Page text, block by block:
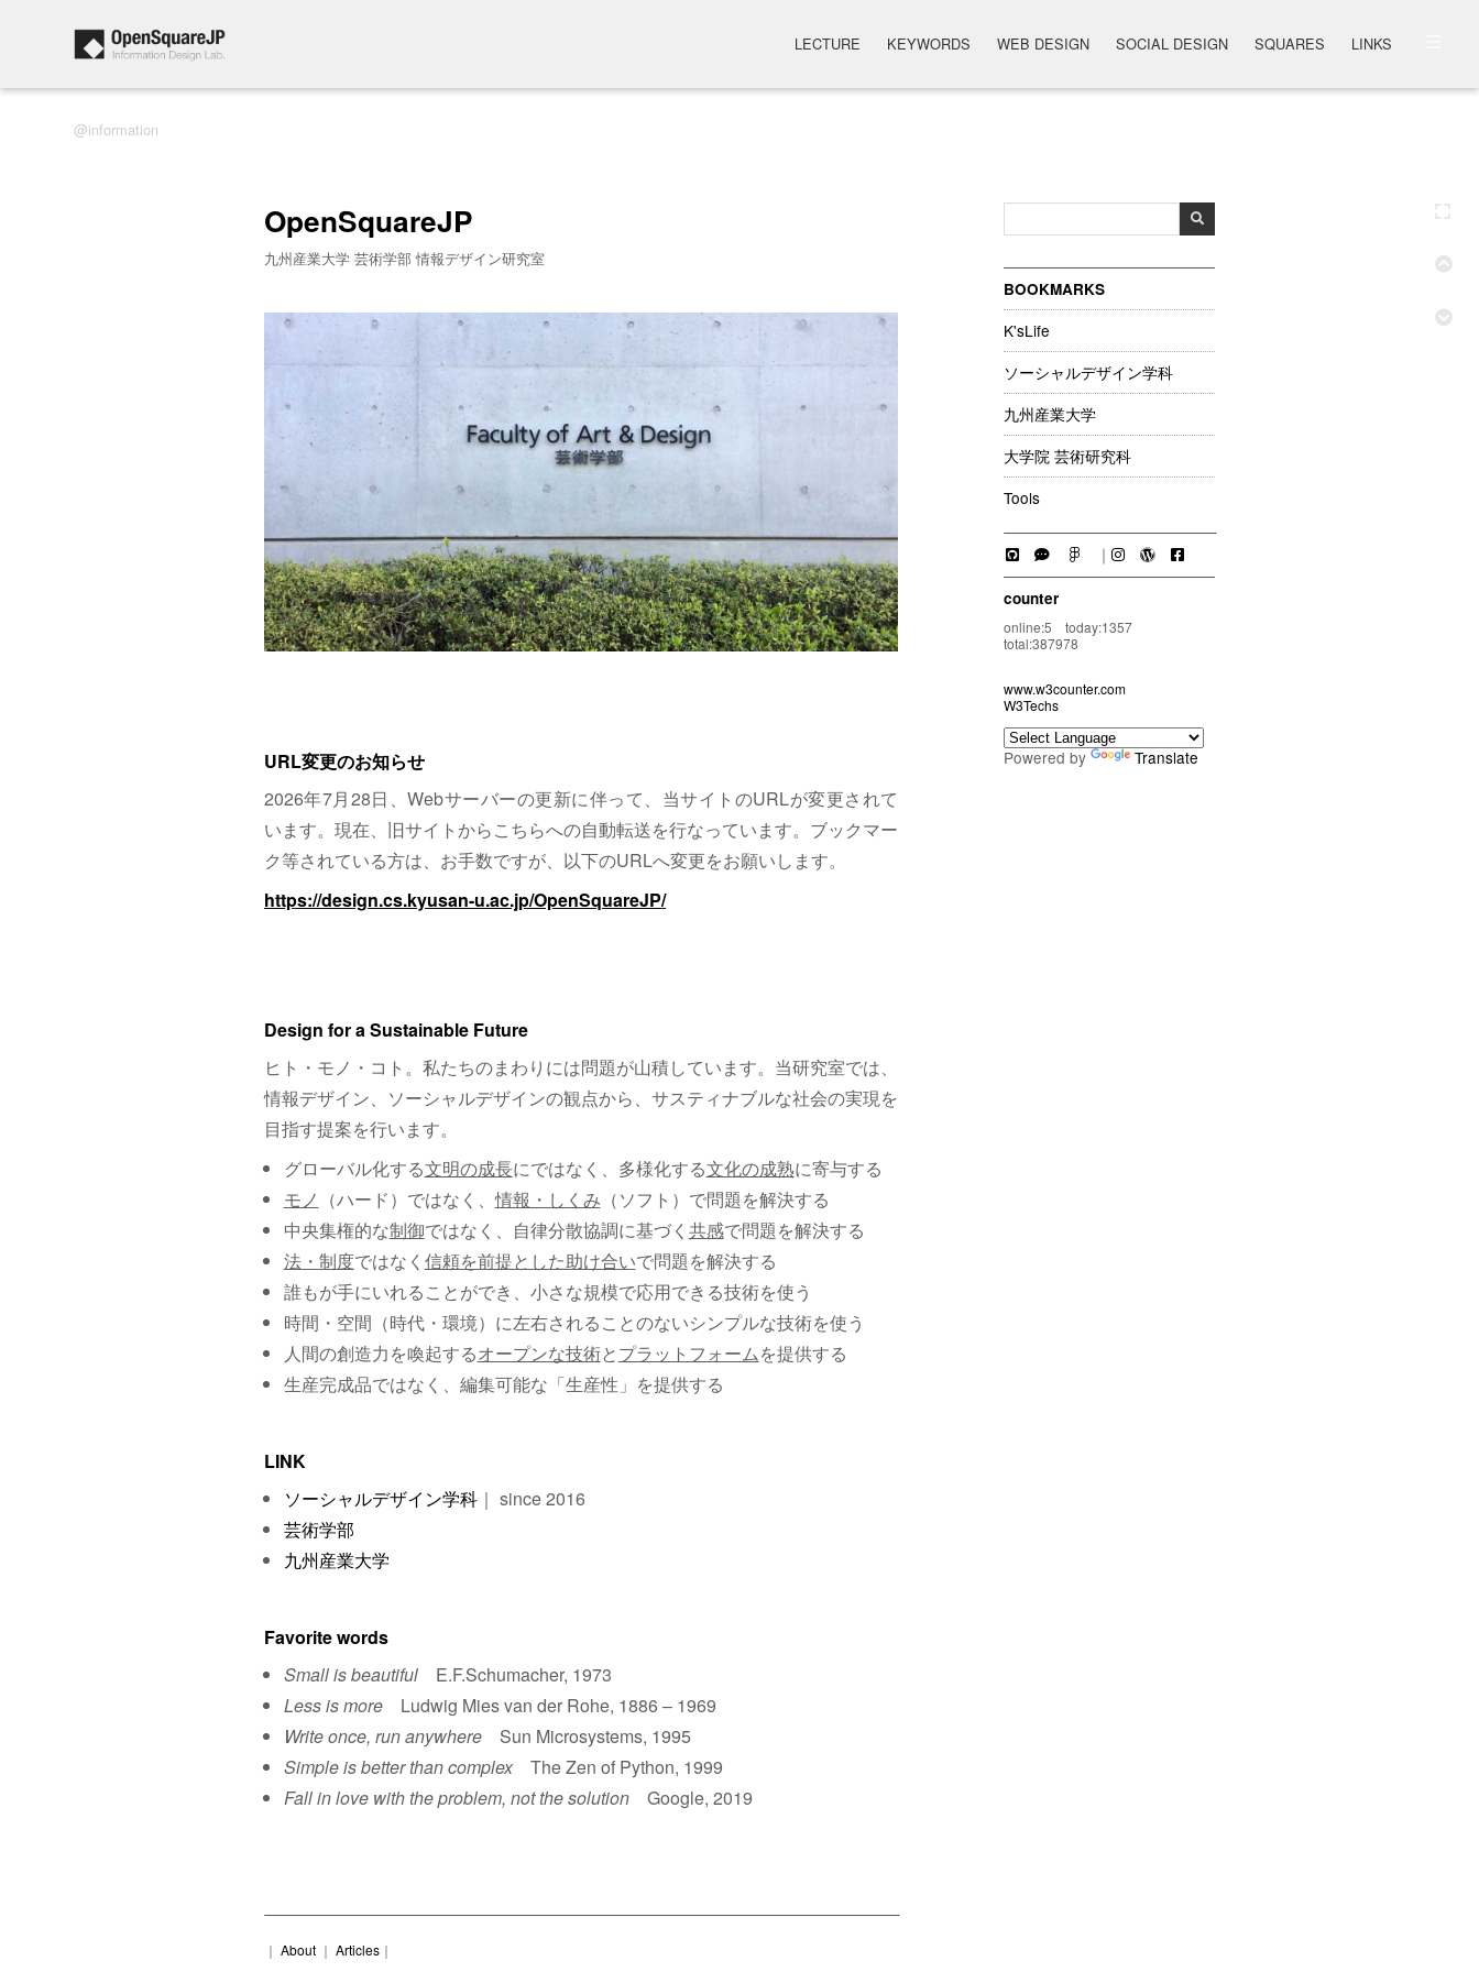
information
LECTURE KEYWORDS WEB DESIGN SOCIAL DESIGN SQUARES LINKS
BOOKMARKS
K'sLife
ソーシャルデザイン学科
九州産業大学
大学院 芸術研究科
Tools
｜
counter
online:5 today:1357
total:387978
www.w3counter.com
W3Techs
Powered by Translate
OpenSquareJP
九州産業大学 芸術学部 情報デザイン研究室
URL変更のお知らせ
2026年7月28日、Webサーバーの更新に伴って、当サイトのURLが変更されて
います。現在、旧サイトからこちらへの自動転送を行なっています。ブックマー
ク等されている方は、お手数ですが、以下のURLへ変更をお願いします。
https://design.cs.kyusan-u.ac.jp/OpenSquareJP/
Design for a Sustainable Future
ヒト・モノ・コト。私たちのまわりには問題が山積しています。当研究室では、
情報デザイン、ソーシャルデザインの観点から、サスティナブルな社会の実現を
目指す提案を行います。
グローバル化する文明の成長にではなく、多様化する文化の成熟に寄与する
モノ （ハード）ではなく、情報・しくみ （ソフト）で問題を解決する
中央集権的な制御ではなく、自律分散協調に基づく 共感で問題を解決する
法・制度ではなく 信頼を前提とした助け合いで問題を解決する
誰もが手にいれることができ、小さな規模で応用できる技術を使う
時間・空間（時代・環境）に左右されることのないシンプルな技術を使う
人間の創造力を喚起するオープンな技術とプラットフォームを提供する
生産完成品ではなく、編集可能な「生産性」を提供する
LINK
ソーシャルデザイン学科｜ since 2016
芸術学部
九州産業大学
Favorite words
Small is beautifulE.F.Schumacher, 1973
Less is moreLudwig Mies van der Rohe, 1886 – 1969
Write once, run anywhereSun Microsystems, 1995
Simple is better than complexThe Zen of Python, 1999
Fall in love with the problem, not the solutionGoogle, 2019
｜ About ｜ Articles ｜